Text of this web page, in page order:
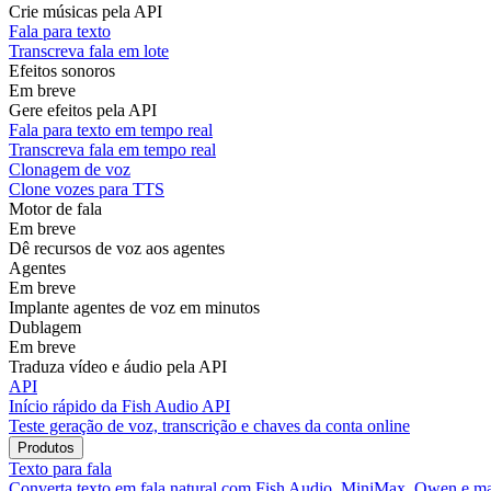
Crie músicas pela API
Fala para texto
Transcreva fala em lote
Efeitos sonoros
Em breve
Gere efeitos pela API
Fala para texto em tempo real
Transcreva fala em tempo real
Clonagem de voz
Clone vozes para TTS
Motor de fala
Em breve
Dê recursos de voz aos agentes
Agentes
Em breve
Implante agentes de voz em minutos
Dublagem
Em breve
Traduza vídeo e áudio pela API
API
Início rápido da Fish Audio API
Teste geração de voz, transcrição e chaves da conta online
Produtos
Texto para fala